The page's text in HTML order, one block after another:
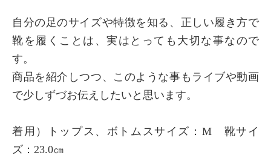
自分の足のサイズや特徴を知る、正しい履き方で
靴を履くことは、実はとっても大切な事なので
す。
商品を紹介しつつ、このような事もライブや動画
で少しずづお伝えしたいと思います。
着用）トップス、ボトムスサイズ：M 靴サイ
ズ：23.0㎝